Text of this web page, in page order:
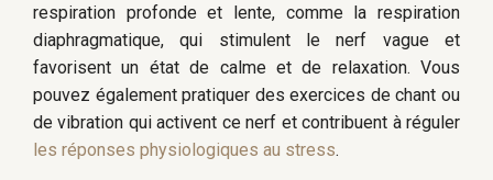
respiration profonde et lente, comme la respiration
diaphragmatique, qui stimulent le nerf vague et
favorisent un état de calme et de relaxation. Vous
pouvez également pratiquer des exercices de chant ou
de vibration qui activent ce nerf et contribuent à réguler
les réponses physiologiques au stress.